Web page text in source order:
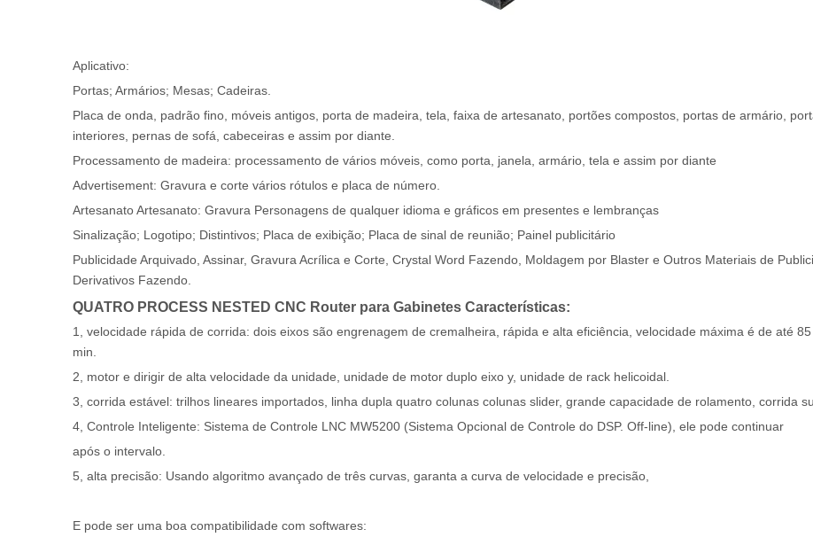
Aplicativo:
Portas; Armários; Mesas; Cadeiras.
Placa de onda, padrão fino, móveis antigos, porta de madeira, tela, faixa de artesanato, portões compostos, portas de armário,
interiores, pernas de sofá, cabeceiras e assim por diante.
Processamento de madeira: processamento de vários móveis, como porta, janela, armário, tela e assim por diante
Advertisement: Gravura e corte vários rótulos e placa de número.
Artesanato Artesanato: Gravura Personagens de qualquer idioma e gráficos em presentes e lembranças
Sinalização; Logotipo; Distintivos; Placa de exibição; Placa de sinal de reunião; Painel publicitário
Publicidade Arquivado, Assinar, Gravura Acrílica e Corte, Crystal Word Fazendo, Moldagem por Blaster e Outros Materiais de
Derivativos Fazendo.
QUATRO PROCESS NESTED CNC Router para Gabinetes Características:
1, velocidade rápida de corrida: dois eixos são engrenagem de cremalheira, rápida e alta eficiência, velocidade máxima é de até
min.
2, motor e dirigir de alta velocidade da unidade, unidade de motor duplo eixo y, unidade de rack helicoidal.
3, corrida estável: trilhos lineares importados, linha dupla quatro colunas colunas slider, grande capacidade de rolamento, corrida
4, Controle Inteligente: Sistema de Controle LNC MW5200 (Sistema Opcional de Controle do DSP. Off-line), ele pode continuar
após o intervalo.
5, alta precisão: Usando algoritmo avançado de três curvas, garanta a curva de velocidade e precisão,
E pode ser uma boa compatibilidade com softwares: